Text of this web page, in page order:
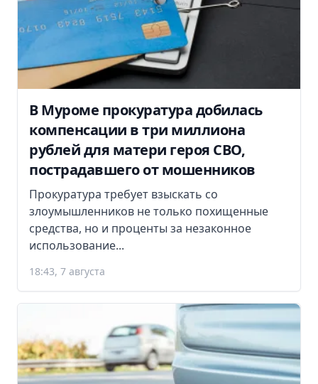
В Муроме прокуратура добилась
компенсации в три миллиона
рублей для матери героя СВО,
пострадавшего от мошенников
Прокуратура требует взыскать со
злоумышленников не только похищенные
средства, но и проценты за незаконное
использование...
18:43, 7 августа